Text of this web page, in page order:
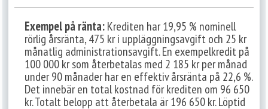
Exempel på ränta:Krediten har 19,95 % nominell
rörlig årsränta, 475 kr i uppläggningsavgift och 25 kr
månatlig administrationsavgift. En exempelkredit på
100 000 kr som återbetalas med 2 185 kr per månad
under 90 månader har en effektiv årsränta på 22,6 %.
Det innebär en total kostnad för krediten om 96 650
kr. Totalt belopp att återbetala är 196 650 kr. Löptid